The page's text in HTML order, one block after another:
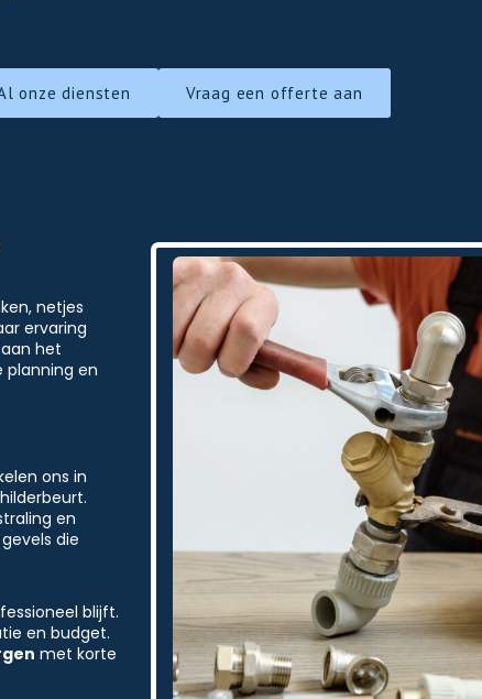
onze diensten Vraag een offerte aan
netjes
ervaring
het
planning en
ons in
en
die
blijft.
en budget.
met korte